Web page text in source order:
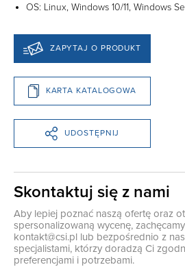
OS: Linux, Windows 10/11, Windows
ZAPYTAJ O PRODUKT
KARTA KATALOGOWA
UDOSTĘPNIJ
Skontaktuj się z nami
Aby lepiej poznać naszą ofertę oraz
spersonalizowaną wycenę,
kontakt@csi.pl lub bezpośrednio z
specjalistami, którzy doradzą Ci
preferencjami i potrzebami.